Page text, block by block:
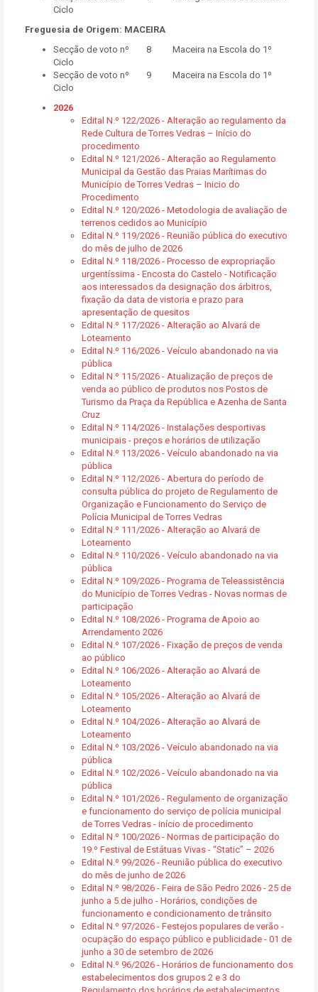
Ciclo
Freguesia de Origem: MACEIRA
Secção de voto nº 8 Maceira na Escola do 1º
Ciclo
Secção de voto nº 9 Maceira na Escola do 1º
Ciclo
2026
Edital N.º 122/2026 - Alteração ao regulamento da
Rede Cultura de Torres Vedras – Início do
procedimento
Edital N.º 121/2026 - Alteração ao Regulamento
Municipal da Gestão das Praias Marítimas do
Município de Torres Vedras – Inicio do
Procedimento
Edital N.º 120/2026 - Metodologia de avaliação de
terrenos cedidos ao Município
Edital N.º 119/2026 - Reunião pública do executivo
do mês de julho de 2026
Edital N.º 118/2026 - Processo de expropriação
urgentíssima - Encosta do Castelo - Notificação
aos interessados da designação dos árbitros,
fixação da data de vistoria e prazo para
apresentação de quesitos
Edital N.º 117/2026 - Alteração ao Alvará de
Loteamento
Edital N.º 116/2026 - Veículo abandonado na via
pública
Edital N.º 115/2026 - Atualização de preços de
venda ao público de produtos nos Postos de
Turismo da Praça da República e Azenha de Santa
Cruz
Edital N.º 114/2026 - Instalações desportivas
municipais - preços e horários de utilização
Edital N.º 113/2026 - Veículo abandonado na via
pública
Edital N.º 112/2026 - Abertura do período de
consulta pública do projeto de Regulamento de
Organização e Funcionamento do Serviço de
Polícia Municipal de Torres Vedras
Edital N.º 111/2026 - Alteração ao Alvará de
Loteamento
Edital N.º 110/2026 - Veículo abandonado na via
pública
Edital N.º 109/2026 - Programa de Teleassistência
do Município de Torres Vedras - Novas normas de
participação
Edital N.º 108/2026 - Programa de Apoio ao
Arrendamento 2026
Edital N.º 107/2026 - Fixação de preços de venda
ao público
Edital N.º 106/2026 - Alteração ao Alvará de
Loteamento
Edital N.º 105/2026 - Alteração ao Alvará de
Loteamento
Edital N.º 104/2026 - Alteração ao Alvará de
Loteamento
Edital N.º 103/2026 - Veículo abandonado na via
pública
Edital N.º 102/2026 - Veículo abandonado na via
pública
Edital N.º 101/2026 - Regulamento de organização
e funcionamento do serviço de polícia municipal
de Torres Vedras - início de procedimento
Edital N.º 100/2026 - Normas de participação do
19.º Festival de Estátuas Vivas - “Static” – 2026
Edital N.º 99/2026 - Reunião pública do executivo
do mês de junho de 2026
Edital N.º 98/2026 - Feira de São Pedro 2026 - 25 de
junho a 5 de julho - Horários, condições de
funcionamento e condicionamento de trânsito
Edital N.º 97/2026 - Festejos populares de verão -
ocupação do espaço público e publicidade - 01 de
junho a 30 de setembro de 2026
Edital N.º 96/2026 - Horários de funcionamento dos
estabelecimentos dos grupos 2 e 3 do